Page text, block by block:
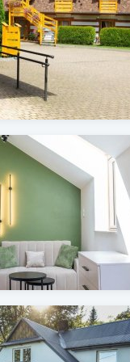
e
.
P
r
e
s
s
t
i
o
m
a
r